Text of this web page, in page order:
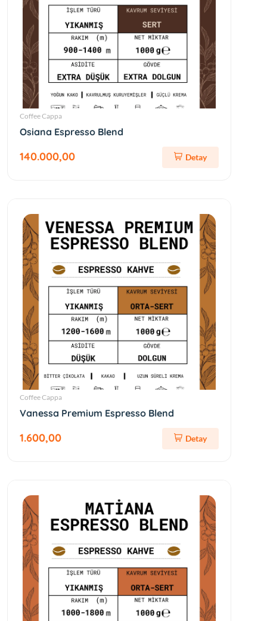
Coffee Cappa
Osiana Espresso Blend
140.000,00 Detay
Coffee Cappa
Vanessa Premium Espresso Blend
1.600,00 Detay